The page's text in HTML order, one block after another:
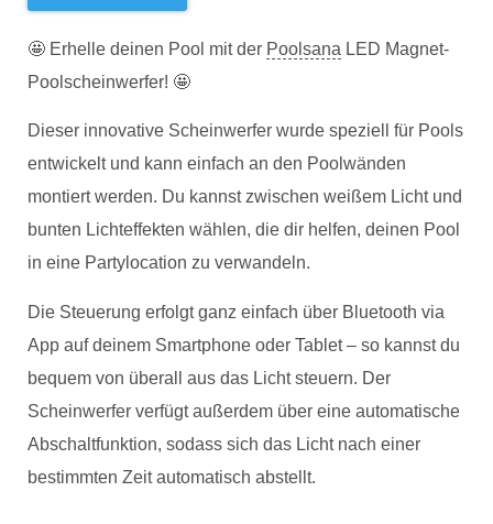
🤩 Erhelle deinen Pool mit der Poolsana LED Magnet-
Poolscheinwerfer! 🤩
Dieser innovative Scheinwerfer wurde speziell für Pools
entwickelt und kann einfach an den Poolwänden
montiert werden. Du kannst zwischen weißem Licht und
bunten Lichteffekten wählen, die dir helfen, deinen Pool
in eine Partylocation zu verwandeln.
Die Steuerung erfolgt ganz einfach über Bluetooth via
App auf deinem Smartphone oder Tablet – so kannst du
bequem von überall aus das Licht steuern. Der
Scheinwerfer verfügt außerdem über eine automatische
Abschaltfunktion, sodass sich das Licht nach einer
bestimmten Zeit automatisch abstellt.